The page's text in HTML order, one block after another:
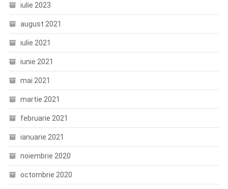
iulie 2023
august 2021
iulie 2021
iunie 2021
mai 2021
martie 2021
februarie 2021
ianuarie 2021
noiembrie 2020
octombrie 2020